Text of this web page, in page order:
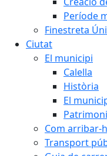
Període
Finestreta
Ciutat
El municipi
Calella
Història
El
Com arribar-
Transport